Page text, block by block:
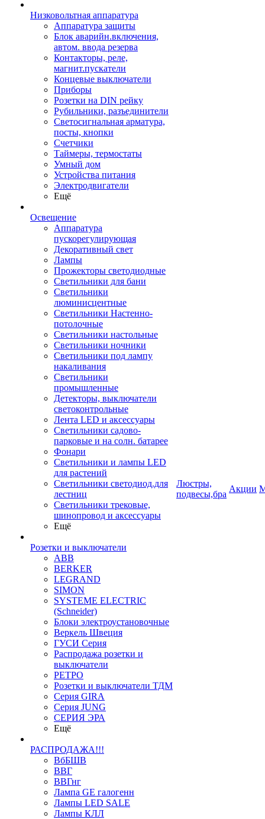
Низковольтная аппаратура
Аппаратура защиты
Блок аварийн.включения,
автом. ввода резерва
Контакторы, реле,
магнит.пускатели
Концевые выключатели
Приборы
Розетки на DIN рейку
Рубильники, разъединители
Светосигнальная арматура,
посты, кнопки
Счетчики
Таймеры, термостаты
Умный дом
Устройства питания
Электродвигатели
Ещё
Освещение
Аппаратура
пускорегулирующая
Декоративный свет
Лампы
Прожекторы светодиодные
Светильники для бани
Светильники
люминисцентные
Светильники Настенно-
потолочные
Светильники настольные
Светильники ночники
Светильники под лампу
накаливания
Светильники
промышленные
Детекторы, выключатели
светоконтрольные
Лента LED и аксессуары
Светильники садово-
парковые и на солн. батарее
Фонари
Светильники и лампы LED
для растений
Светильники светодиод.для
лестниц
Светильники трековые,
шинопровод и аксессуары
Ещё
Розетки и выключатели
ABB
BERKER
LEGRAND
SIMON
SYSTEME ELECTRIC
(Schneider)
Блоки электроустановочные
Веркель Швеция
ГУСИ Серия
Распродажа розетки и
выключатели
РЕТРО
Розетки и выключатели ТДМ
Серия GIRA
Серия JUNG
СЕРИЯ ЭРА
Ещё
РАСПРОДАЖА!!!
ВбБШВ
ВВГ
ВВГнг
Лампа GE галогенн
Лампы LED SALE
Лампы КЛЛ
Люстры,
подвесы,бра
Акции